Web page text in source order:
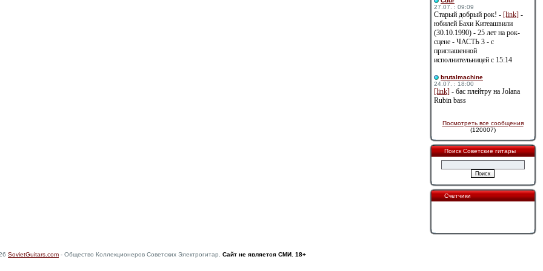
27.07. : 09:09
Старый добрый рок! - [link] -
юбилей Бахи Китеашвили
(30.10.1990) - 25 лет на рок-
сцене - ЧАСТЬ 3 - с
приглашенной
исполнительницей с 15:14
brutalmachine
24.07. : 18:00
[link] - бас плейтру на Jolana
Rubin bass
Посмотреть все сообщения
(120007)
Поиск Советские гитары
Счетчики
SovietGuitars.com - Общество Коллекционеров Советских Электрогитар. Сайт не является СМИ. 18+